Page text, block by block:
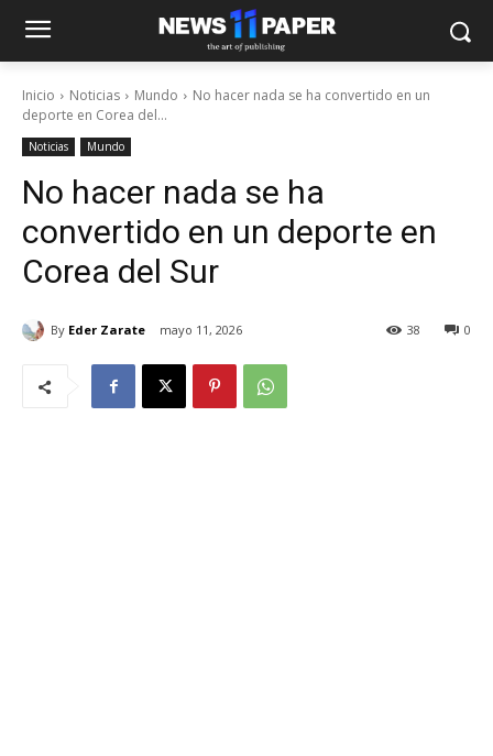
Inicio Noticias Mundo
No hacer nada se ha convertido en un
deporte en Corea del...
Noticias Mundo
No hacer nada se ha
convertido en un deporte en
Corea del Sur
By Eder Zarate mayo 11, 2026 0
38